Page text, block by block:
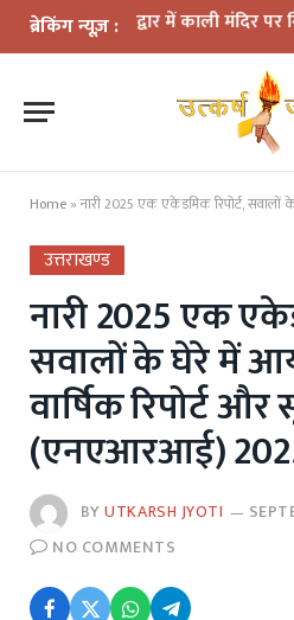
ब्रेकिंग न्यूज़ :
हरिद्वार में काली मंदिर पर गिरा
Home »नारी 2025 एक एकेडमिक रिपोर्ट, सवालों के घेरे में आयी
उत्तराखण्ड
नारी 2025 एक
सवालों के घेरे में आयी
वार्षिक रिपोर्ट
(एनएआरआई)
BYUTKARSH JYOTI
NO COMMENTS